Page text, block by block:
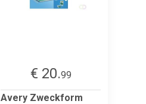
€ 20.99
Avery Zweckform